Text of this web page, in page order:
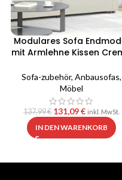
Modulares Sofa
mit Armlehne Kissen
Sofa-zubehör, Anbausofas,
Möbel
137,99€ 131,09€ inkl. MwSt.
IN DEN WARENKORB